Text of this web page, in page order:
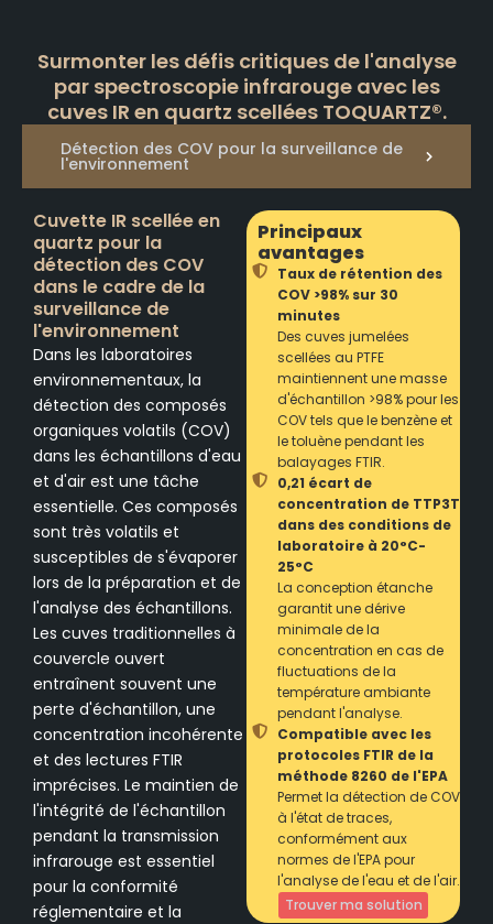
Surmonter les défis critiques de l'analyse
par spectroscopie infrarouge avec les
cuves IR en quartz scellées TOQUARTZ®.
Détection des COV pour la surveillance de
l'environnement
Cuvette IR scellée en
quartz pour la
détection des COV
dans le cadre de la
surveillance de
l'environnement
Dans les laboratoires
environnementaux, la
détection des composés
organiques volatils (COV)
dans les échantillons d'eau
et d'air est une tâche
essentielle. Ces composés
sont très volatils et
susceptibles de s'évaporer
lors de la préparation et de
l'analyse des échantillons.
Les cuves traditionnelles à
couvercle ouvert
entraînent souvent une
perte d'échantillon, une
concentration incohérente
et des lectures FTIR
imprécises. Le maintien de
l'intégrité de l'échantillon
pendant la transmission
infrarouge est essentiel
pour la conformité
réglementaire et la
Principaux
avantages
Taux de rétention des
COV >98% sur 30
minutes
Des cuves jumelées
scellées au PTFE
maintiennent une masse
d'échantillon >98% pour les
COV tels que le benzène et
le toluène pendant les
balayages FTIR.
0,21 écart de
concentration de TTP3T
dans des conditions de
laboratoire à 20°C-
25°C
La conception étanche
garantit une dérive
minimale de la
concentration en cas de
fluctuations de la
température ambiante
pendant l'analyse.
Compatible avec les
protocoles FTIR de la
méthode 8260 de l'EPA
Permet la détection de COV
à l'état de traces,
conformément aux
normes de l'EPA pour
l'analyse de l'eau et de l'air.
Trouver ma solution